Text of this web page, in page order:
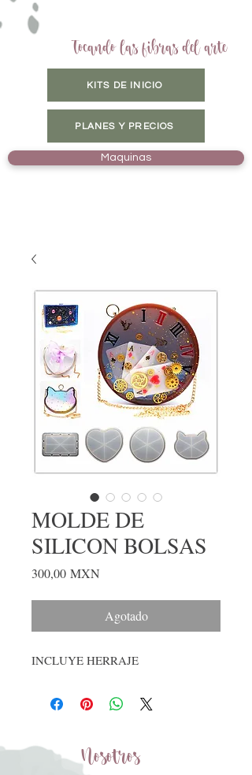
Tocando las fibras del arte
KITS DE INICIO
PLANES Y PRECIOS
Maquinas
MOLDE DE
SILICON BOLSAS
300,00 MXN
Agotado
INCLUYE HERRAJE
Nosotros